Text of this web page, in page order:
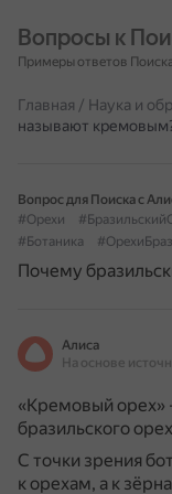
Вопросы к
Примеры ответов
Главная / Наука и
называют
Вопрос для Поиска с
#Орехи
#Ботаника
Почему
Алиса
«Кремовый орех»
бразильского
С точки зрения
к орехам, а к